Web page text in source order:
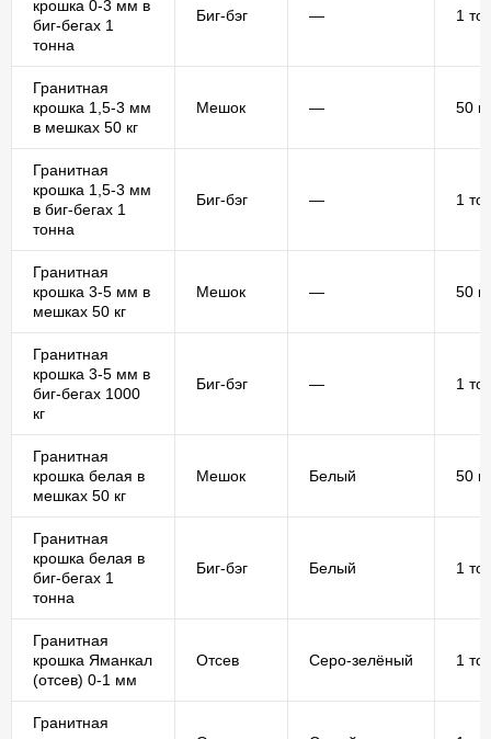
крошка 0-3 мм в
биг-бегах 1
тонна
Биг-бэг — 1
Гранитная
крошка 1,5-3 мм
в мешках 50 кг
Мешок — 50 кг
Гранитная
крошка 1,5-3 мм
в биг-бегах 1
тонна
Биг-бэг — 1
Гранитная
крошка 3-5 мм в
мешках 50 кг
Мешок — 50 кг
Гранитная
крошка 3-5 мм в
биг-бегах 1000
кг
Биг-бэг — 1
Гранитная
крошка белая в
мешках 50 кг
Мешок Белый 50 кг
Гранитная
крошка белая в
биг-бегах 1
тонна
Биг-бэг Белый 1
Гранитная
крошка Яманкал
(отсев) 0-1 мм
Отсев Серо-зелёный 1
Гранитная